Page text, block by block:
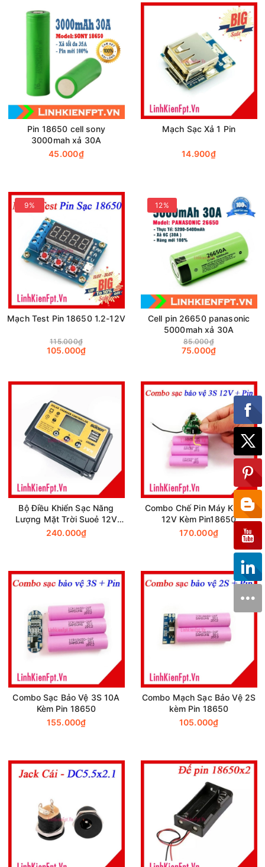
Pin 18650 cell sony
3000mah xả 30A
45.000₫
Mạch Sạc Xả 1 Pin
14.900₫
9%
Mạch Test Pin 18650 1.2-12V
115.000₫
105.000₫
12%
Cell pin 26650 panasonic
5000mah xả 30A
85.000₫
75.000₫
Bộ Điều Khiển Sạc Năng
Lượng Mặt Trời Suoẻ 12V
24V 30A ST-S1230 (CHÍNH
240.000₫
Combo Chế Pin Máy Khoan
12V Kèm Pin18650
170.000₫
Combo Sạc Bảo Vệ 3S 10A
Kèm Pin 18650
155.000₫
Combo Mạch Sạc Bảo Vệ 2S
kèm Pin 18650
105.000₫